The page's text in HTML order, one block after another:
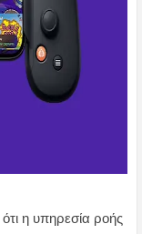
ότι η υπηρεσία ροής